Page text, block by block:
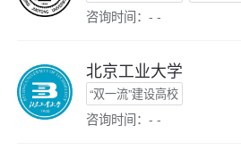
咨询时间：- -
北京工业大学
“双一流”建设高校
咨询时间：- -